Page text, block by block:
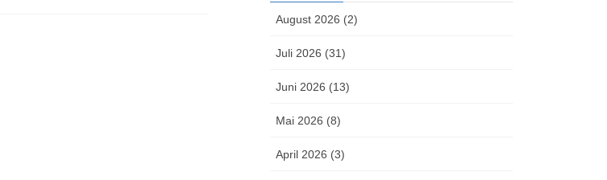
August 2026 (2)
Juli 2026 (31)
Juni 2026 (13)
Mai 2026 (8)
April 2026 (3)